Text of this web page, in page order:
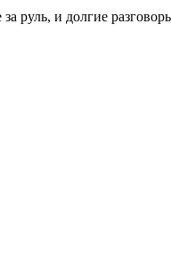
руль, и долгие